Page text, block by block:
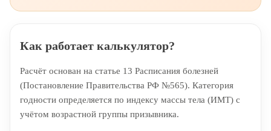
Как работает калькулятор?
Расчёт основан на статье 13 Расписания болезней
(Постановление Правительства РФ №565). Категория
годности определяется по индексу массы тела (ИМТ) с
учётом возрастной группы призывника.